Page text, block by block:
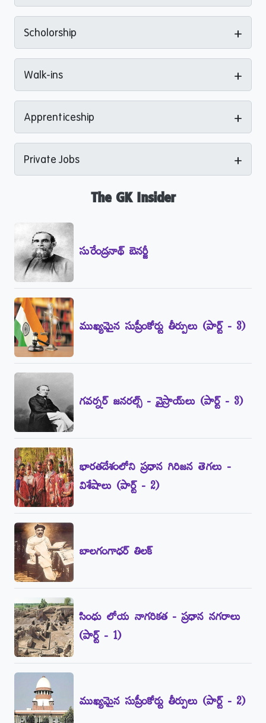
Scholorship +
Walk-ins +
Apprenticeship +
Private Jobs +
The GK Insider
సురేంద్రనాథ్‌ బెనర్జీ
ముఖ్యమైన సుప్రీంకోర్టు తీర్పులు (పార్ట్‌ - 3)
గవర్నర్‌ జనరల్స్‌ - వైస్రాయ్‌లు (పార్ట్‌ - 3)
భారతదేశంలోని ప్రధాన గిరిజన తెగలు -
విశేషాలు (పార్ట్‌ - 2)
బాలగంగాధర్‌ తిలక్‌
సింధు లోయ నాగరికత - ప్రధాన నగరాలు
(పార్ట్‌ - 1)
ముఖ్యమైన సుప్రీంకోర్టు తీర్పులు (పార్ట్‌ - 2)